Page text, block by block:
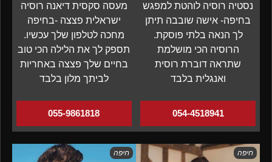
נסטיה רוסיה לוהטת למפגש
בחיפה- אישה שובבה תיתן
לך הנאה בלתי פוסקת.
הרוסיה הכי מושלמת
שתראה דוברת רוסית
ואנגלית בלבד
054-4518941
מעסה סקסית דיאנה רוסיה
ישראלית פצצה -בחיפה
מחכה לטלפון שלך עכשיו.
תספק לך את הלילה הכי טוב
בחיים שלך פצצה באחריות
לביתך מלון בלבד
055-9861818
חיפה חיפה